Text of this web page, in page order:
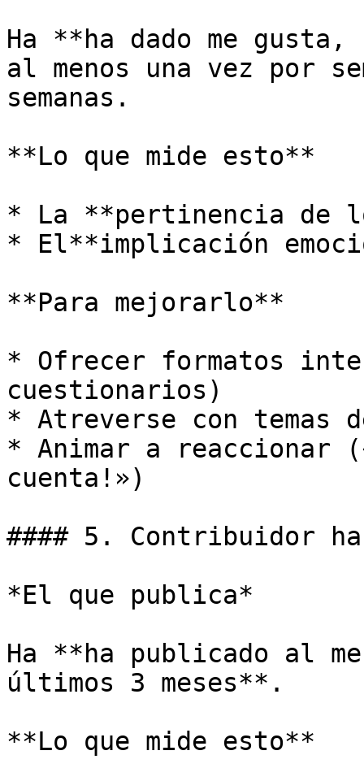
Ha **ha dado me gusta,
al menos una vez por
semanas.
**Lo que mide esto**
* La **pertinencia de
* El**implicación
**Para mejorarlo**
* Ofrecer formatos
cuestionarios)
* Atreverse con temas
* Animar a reaccionar
cuenta!»)
#### 5. Contribuidor
*El que publica*
Ha **ha publicado al
últimos 3 meses**.
**Lo que mide esto**